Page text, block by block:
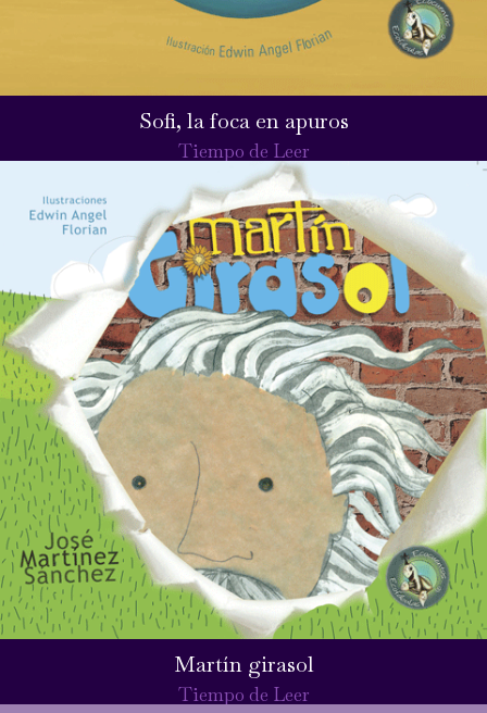
Sofi, la foca en apuros
Tiempo de Leer
Martín girasol
Tiempo de Leer